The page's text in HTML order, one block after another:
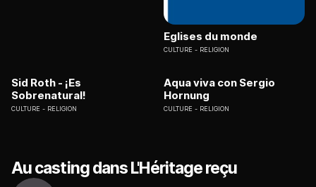
Eglises du monde
CULTURE RELIGION
Sid Roth - ¡Es
Sobrenatural!
CULTURE RELIGION
Aqua viva con Sergio
Hornung
CULTURE RELIGION
Au casting dans L'Héritage reçu